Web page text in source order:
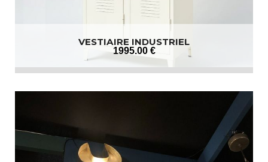
VESTIAIRE INDUSTRIEL
1995.00 €